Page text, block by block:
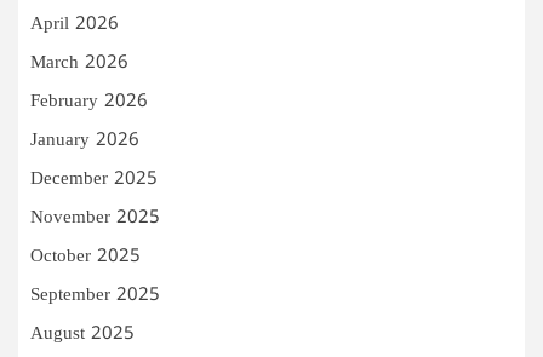
April 2026
March 2026
February 2026
January 2026
December 2025
November 2025
October 2025
September 2025
August 2025